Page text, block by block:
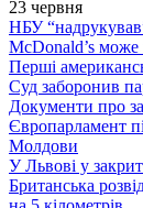
23 червня
НБУ
McDonald’s може
Перші
Суд заборонив
Документи про
Європарламент
Молдови
У Львові у
Британська